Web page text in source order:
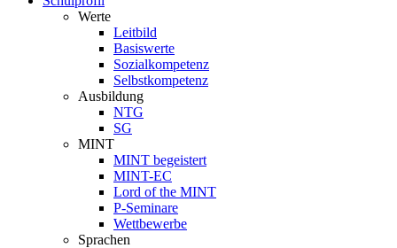
Werte
Leitbild
Basiswerte
Sozialkompetenz
Selbstkompetenz
Ausbildung
NTG
SG
MINT
MINT begeistert
MINT-EC
Lord of the MINT
P-Seminare
Wettbewerbe
Sprachen